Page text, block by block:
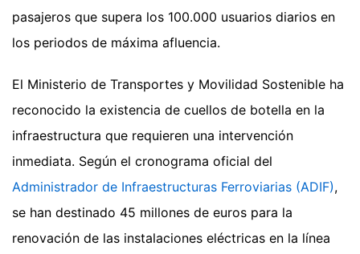
pasajeros que supera los 100.000 usuarios diarios en
los periodos de máxima afluencia.
El Ministerio de Transportes y Movilidad Sostenible ha
reconocido la existencia de cuellos de botella en la
infraestructura que requieren una intervención
inmediata. Según el cronograma oficial del
Administrador de Infraestructuras Ferroviarias (ADIF),
se han destinado 45 millones de euros para la
renovación de las instalaciones eléctricas en la línea